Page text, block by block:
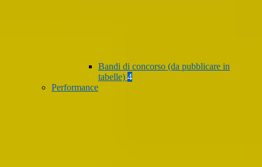
Bandi di concorso (da pubblicare in
tabelle) 4
Performance